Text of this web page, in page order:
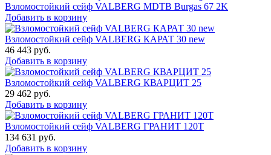
Взломостойкий сейф VALBERG MDTB Burgas 67 2K
Добавить в корзину
Взломостойкий сейф VALBERG КАРАТ 30 new
46 443 руб.
Добавить в корзину
Взломостойкий сейф VALBERG КВАРЦИТ 25
29 462 руб.
Добавить в корзину
Взломостойкий сейф VALBERG ГРАНИТ 120Т
134 631 руб.
Добавить в корзину